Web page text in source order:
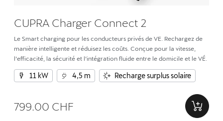
CUPRA Charger Connect 2
Le Smart charging pour les conducteurs privés de VE. Rechargez de
manière intelligente et réduisez les coûts. Conçue pour la vitesse,
l’efficacité, la sécurité et l’intégration fluide entre le domicile et le VÉ.
11 kW 4,5 m Recharge surplus solaire
799.00 CHF